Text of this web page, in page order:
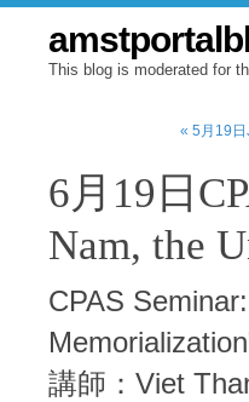
This blog is moderated for
« 5月19
6月19日
Nam, the
CPAS
講師：Viet